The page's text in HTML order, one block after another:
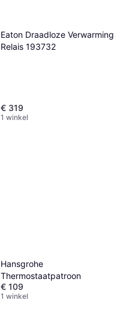
Eaton Draadloze Verwarming
Relais 193732
€ 319
1 winkel
Hansgrohe
Thermostaatpatroon
€ 109
1 winkel